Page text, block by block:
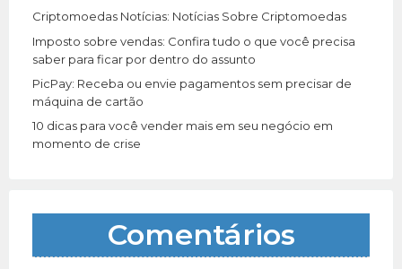
Criptomoedas Notícias: Notícias Sobre Criptomoedas
Imposto sobre vendas: Confira tudo o que você precisa
saber para ficar por dentro do assunto
PicPay: Receba ou envie pagamentos sem precisar de
máquina de cartão
10 dicas para você vender mais em seu negócio em
momento de crise
Comentários